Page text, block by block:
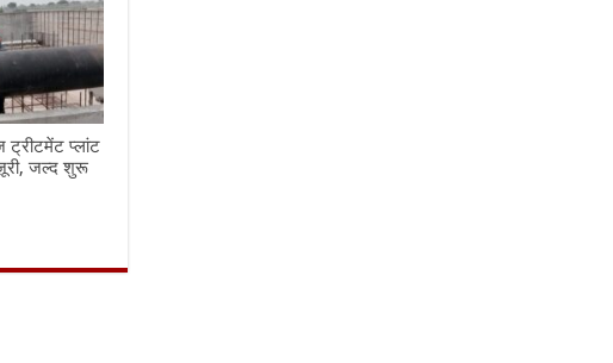
ट्रीटमेंट प्लांट
जल्द शुरू